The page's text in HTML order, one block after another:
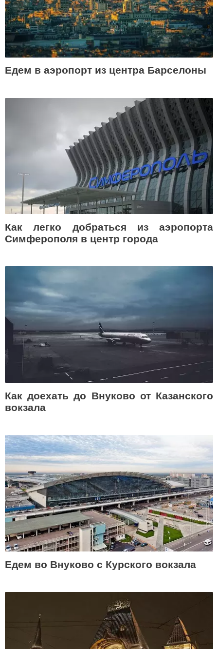
Едем в аэропорт из центра Барселоны
Как легко добраться из аэропорта
Симферополя в центр города
Как доехать до Внуково от Казанского
вокзала
Едем во Внуково с Курского вокзала